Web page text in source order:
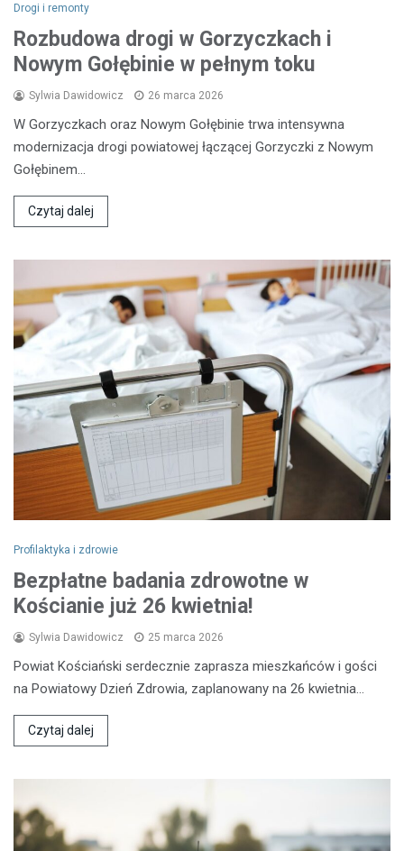
Drogi i remonty
Rozbudowa drogi w Gorzyczkach i
Nowym Gołębinie w pełnym toku
Sylwia Dawidowicz 26 marca 2026
W Gorzyczkach oraz Nowym Gołębinie trwa intensywna
modernizacja drogi powiatowej łączącej Gorzyczki z Nowym
Gołębinem…
Czytaj dalej
Profilaktyka i zdrowie
Bezpłatne badania zdrowotne w
Kościanie już 26 kwietnia!
Sylwia Dawidowicz 25 marca 2026
Powiat Kościański serdecznie zaprasza mieszkańców i gości
na Powiatowy Dzień Zdrowia, zaplanowany na 26 kwietnia…
Czytaj dalej